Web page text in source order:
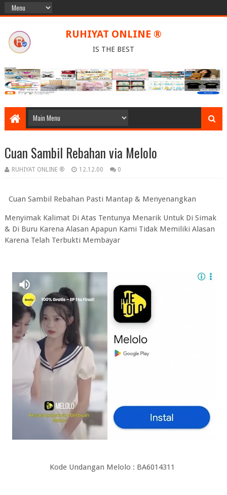
RUHIYAT ONLINE ®
IS THE BEST
Cuan Sambil Rebahan via Melolo
RUHIYAT ONLINE ® 12.12.00 0
Cuan Sambil Rebahan Pasti Mantap & Menyenangkan
Menyimak Kalimat Di Atas Tentunya Menarik Untuk Di Simak
& Di Buru Karena Alasan Apapun Kami Tidak Memiliki Alasan
Karena Telah Terbukti Membayar
Kode Undangan Melolo : BA6014311